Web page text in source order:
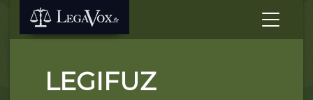
LEGIFUZ